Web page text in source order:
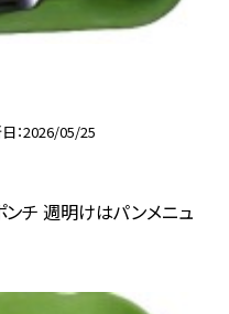
2026/05/25
ンチ 週明けはパンメニュ